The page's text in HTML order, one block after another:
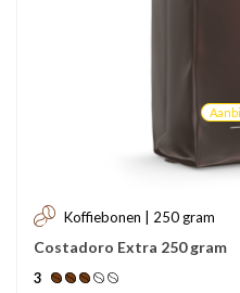
Koffiebonen | 250 gram
Costadoro Extra 250 gram
3